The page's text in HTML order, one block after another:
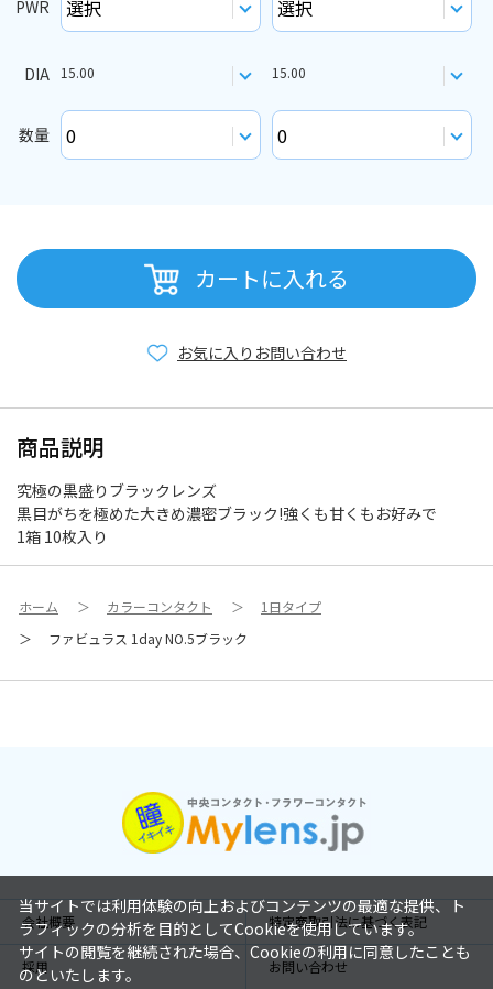
PWR
DIA 15.00 15.00
数量
カートに入れる
お問い合わせ
お気に入り
商品説明
究極の黒盛りブラックレンズ
黒目がちを極めた大きめ濃密ブラック!強くも甘くもお好みで
1箱 10枚入り
ホーム ＞ カラーコンタクト ＞
1日タイプ
＞
ファビュラス 1day NO.5ブラック
会社概要 特定商取引法に基づく表記
採用 お問い合わせ
当サイトでは利用体験の向上およびコンテンツの最適な提供、ト
ラフィックの分析を目的としてCookieを使用しています。
サイトの閲覧を継続された場合、Cookieの利用に同意したことも
のといたします。